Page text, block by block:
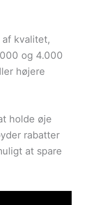
kvalitet,
og 4.000
højere
holde øje
rabatter
at spare